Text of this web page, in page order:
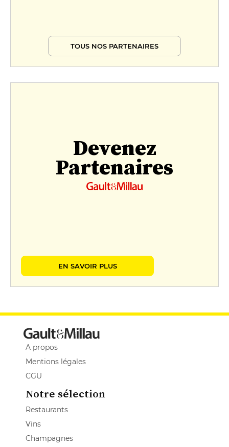
TOUS NOS PARTENAIRES
Devenez
Partenaires
EN SAVOIR PLUS
A propos
Mentions légales
CGU
Notre sélection
Restaurants
Vins
Champagnes